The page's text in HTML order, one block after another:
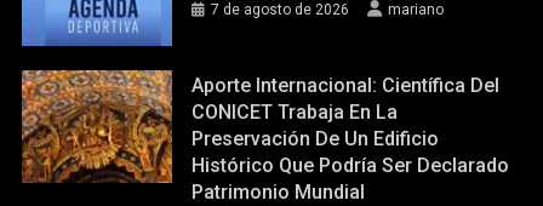
7 de agosto de 2026 mariano
Aporte Internacional: Científica Del
CONICET Trabaja En La
Preservación De Un Edificio
Histórico Que Podría Ser Declarado
Patrimonio Mundial